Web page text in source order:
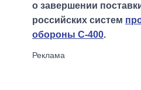
о завершении
российских систем
обороны С-400.